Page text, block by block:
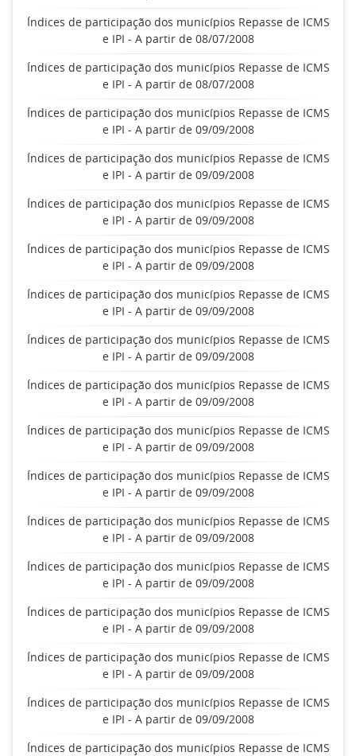
Índices de participação dos municípios Repasse de ICMS
e IPI - A partir de 08/07/2008
Índices de participação dos municípios Repasse de ICMS
e IPI - A partir de 08/07/2008
Índices de participação dos municípios Repasse de ICMS
e IPI - A partir de 09/09/2008
Índices de participação dos municípios Repasse de ICMS
e IPI - A partir de 09/09/2008
Índices de participação dos municípios Repasse de ICMS
e IPI - A partir de 09/09/2008
Índices de participação dos municípios Repasse de ICMS
e IPI - A partir de 09/09/2008
Índices de participação dos municípios Repasse de ICMS
e IPI - A partir de 09/09/2008
Índices de participação dos municípios Repasse de ICMS
e IPI - A partir de 09/09/2008
Índices de participação dos municípios Repasse de ICMS
e IPI - A partir de 09/09/2008
Índices de participação dos municípios Repasse de ICMS
e IPI - A partir de 09/09/2008
Índices de participação dos municípios Repasse de ICMS
e IPI - A partir de 09/09/2008
Índices de participação dos municípios Repasse de ICMS
e IPI - A partir de 09/09/2008
Índices de participação dos municípios Repasse de ICMS
e IPI - A partir de 09/09/2008
Índices de participação dos municípios Repasse de ICMS
e IPI - A partir de 09/09/2008
Índices de participação dos municípios Repasse de ICMS
e IPI - A partir de 09/09/2008
Índices de participação dos municípios Repasse de ICMS
e IPI - A partir de 09/09/2008
Índices de participação dos municípios Repasse de ICMS